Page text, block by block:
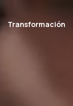
Transformación